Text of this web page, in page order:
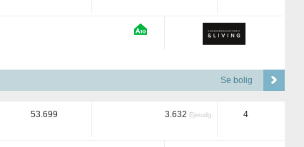
Se bolig
53.699 3.632 Ejerudg. 4